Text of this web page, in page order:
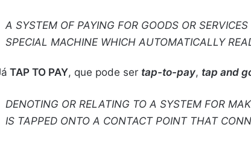
A SYSTEM OF PAYING FOR GOODS OR
SPECIAL MACHINE WHICH AUTOMATICALLY
TAP TO PAY, que pode ser tap-to-pay, tap and
DENOTING OR RELATING TO A SYSTEM FOR
IS TAPPED ONTO A CONTACT POINT THAT